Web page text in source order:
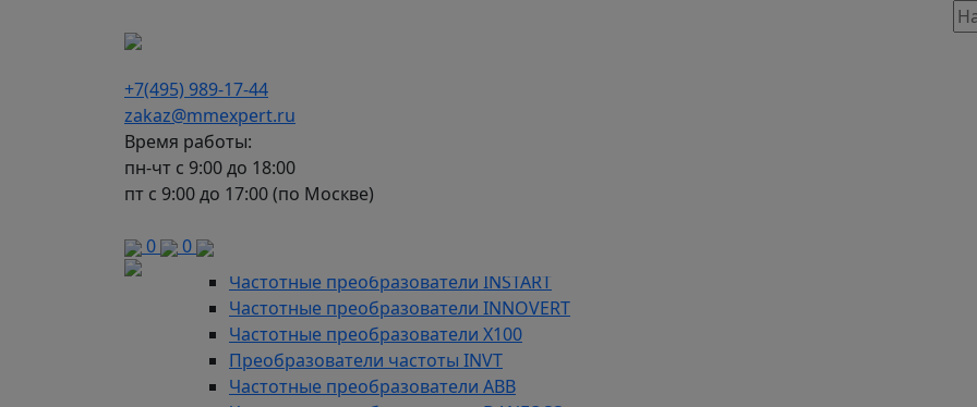
+7(495) 989-17-44
zakaz@mmexpert.ru
Время работы:
пн-чт с 9:00 до 18:00
пт с 9:00 до 17:00 (по Москве)
0 0
Каталог
Частотные преобразователи INSTART
Частотные преобразователи INNOVERT
Частотные преобразователи Х100
Преобразователи частоты INVT
Частотные преобразователи ABB